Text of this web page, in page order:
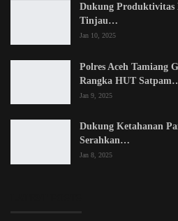
Dukung Produktivitas
Tinjau…
Jan 10, 2025
Polres Aceh Tamiang
Rangka HUT
Jan 9, 2025
Dukung Ketahanan
Serahkan…
Jan 8, 2025